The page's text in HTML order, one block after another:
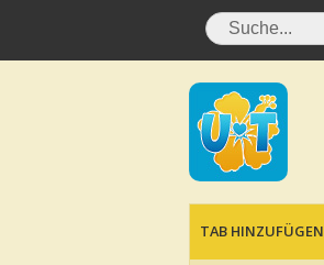
TAB HINZUFÜGEN